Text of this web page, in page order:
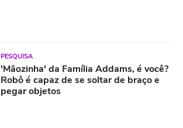
PESQUISA
'Mãozinha' da Família Addams, é você?
Robô é capaz de se soltar de braço e
pegar objetos